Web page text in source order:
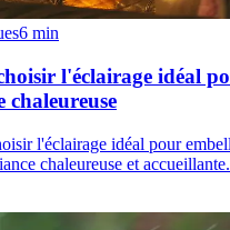
6 min
l'éclairage idéal
chaleureuse
l'éclairage idéal pour
chaleureuse et